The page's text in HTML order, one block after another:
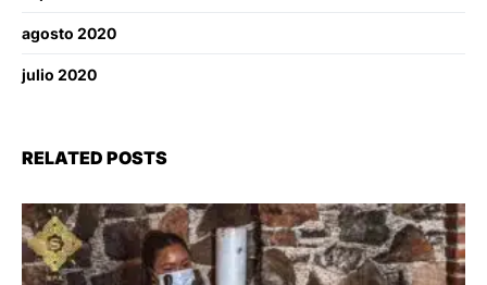
agosto 2020
julio 2020
RELATED POSTS